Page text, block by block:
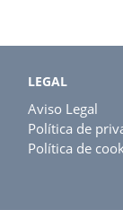
LEGAL
Aviso Legal
Política de
Política de